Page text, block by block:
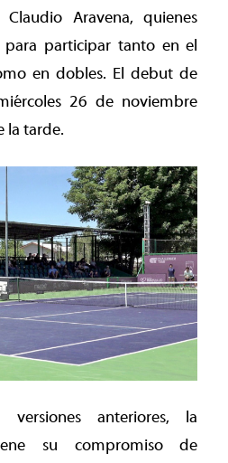
Aravena, quienes
participar tanto en el
en dobles. El debut de
26 de noviembre
la tarde.
anteriores, la
su compromiso de